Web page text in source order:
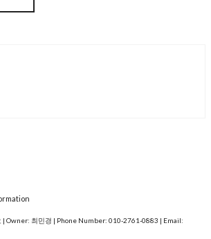
| Owner: 최민경 | Phone Number: 010-2761-0883 | Email: